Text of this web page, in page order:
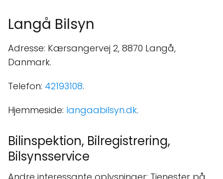
Langå Bilsyn
Adresse: Kærsangervej 2, 8870 Langå,
Danmark.
Telefon: 42193108.
Hjemmeside: langaabilsyn.dk.
Bilinspektion, Bilregistrering,
Bilsynsservice